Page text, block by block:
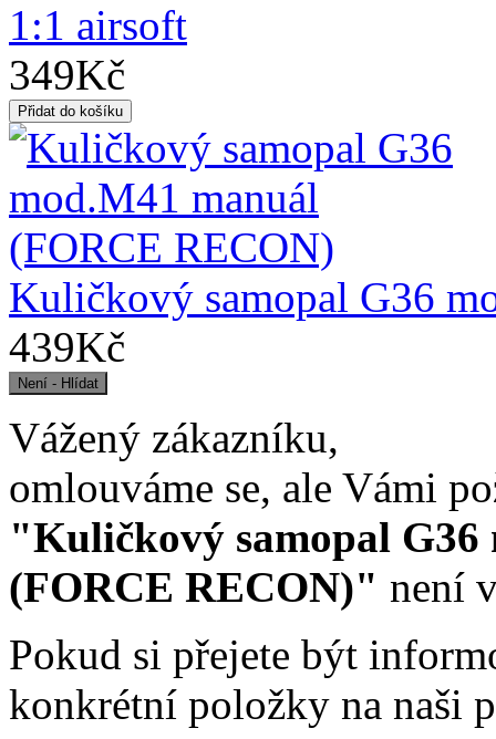
1:1 airsoft
349Kč
Kuličkový samopal G36
439Kč
Vážený zákazníku,
omlouváme se, ale Vámi
"Kuličkový samopal G36
(FORCE RECON)" není
Pokud si přejete být
konkrétní položky na naši